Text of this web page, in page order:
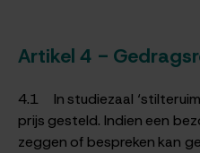
Artikel 4 -
4.1 In studiezaal
prijs gesteld. Indien een
zeggen of bespreken kan